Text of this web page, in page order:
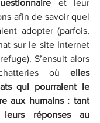
et leur
afin de savoir quel
adopter (parfois,
sur le site Internet
S’ensuit alors
où elles
qui pourraient le
aux humains : tant
réponses au